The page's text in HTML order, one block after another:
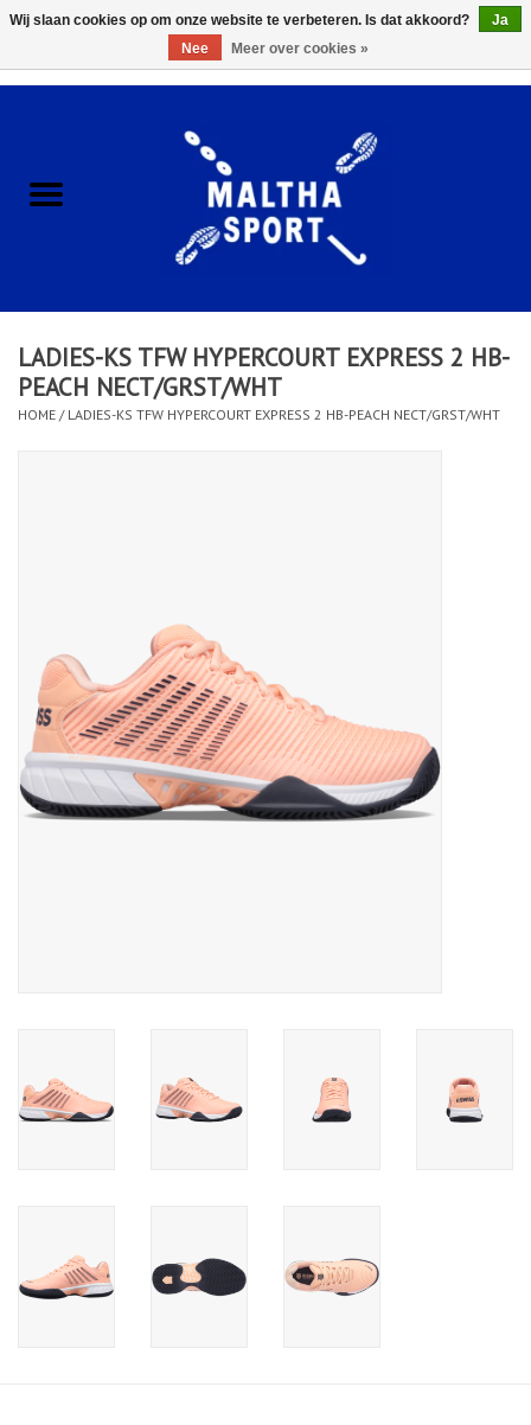
ACCESSOIRES/HARDWARE
KLEDING
CLUBSHOPS
LADIES-KS TFW HYPERCOURT EXPRESS 2 HB-
PEACH NECT/GRST/WHT
HOME / LADIES-KS TFW HYPERCOURT EXPRESS 2 HB-PEACH NECT/GRST/WHT
Wij slaan cookies op om onze website te verbeteren. Is dat akkoord?
Ja
Nee
Meer over cookies »